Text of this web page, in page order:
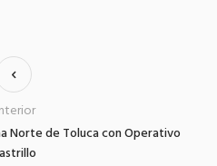
Norte de Toluca con Operativo